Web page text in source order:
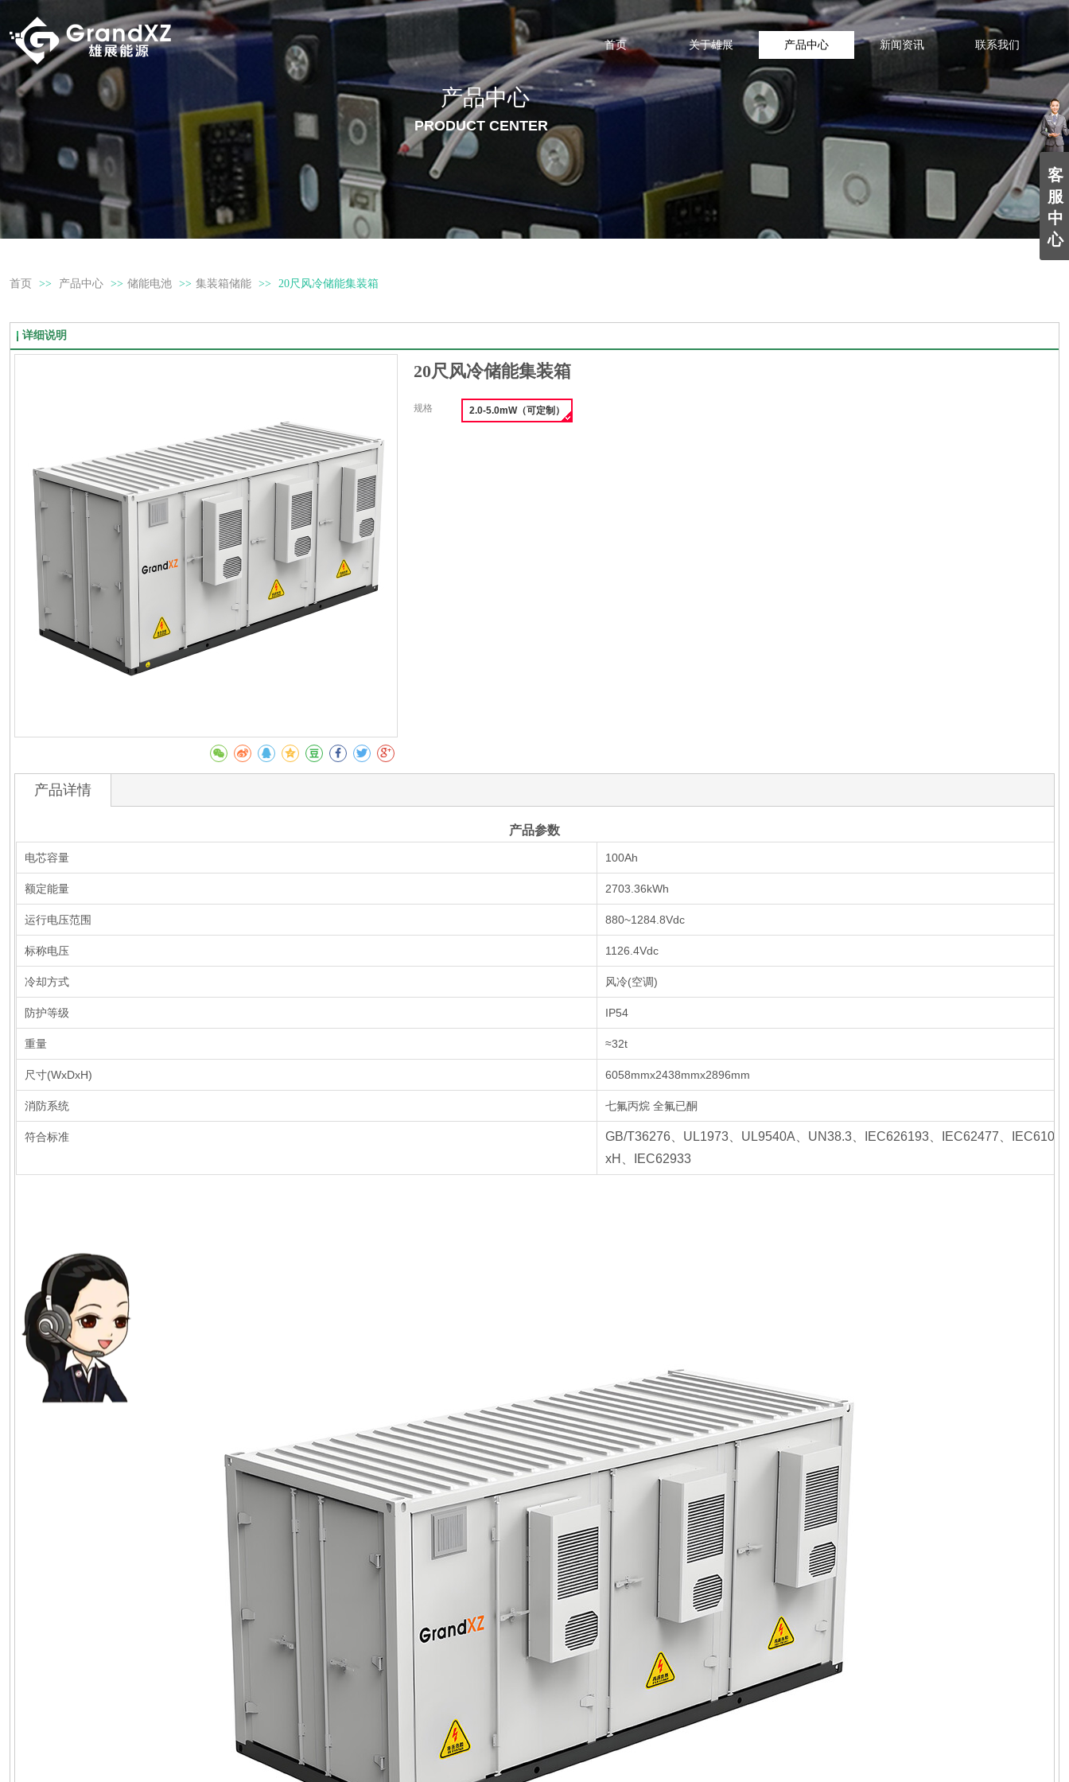
首页 关于雄展 产品中心 新闻资讯 联系我们
产品中心
PRODUCT CENTER
首页 >> 产品中心 >> 储能电池 >> 集装箱储能 >> 20尺风冷储能集装箱
详细说明
20尺风冷储能集装箱
规格 2.0-5.0mW（可定制）
产品详情
产品参数
电芯容量 100Ah
额定能量 2703.36kWh
运行电压范围 880~1284.8Vdc
标称电压 1126.4Vdc
冷却方式 风冷(空调)
防护等级 IP54
重量 ≈32t
尺寸(WxDxH) 6058mmx2438mmx2896mm
消防系统 七氟丙烷 全氟已酮
符合标准
GB/T36276、UL1973、UL9540A、UN38.3、IEC626193、IEC62477、
xH、IEC62933
客
服
中
心